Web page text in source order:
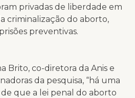
privadas de liberdade em
criminalização do aborto,
preventivas.
Brito, co-diretora da Anis e
da pesquisa, “há uma
que a lei penal do aborto